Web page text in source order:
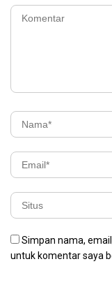
Simpan nama,
untuk komentar saya